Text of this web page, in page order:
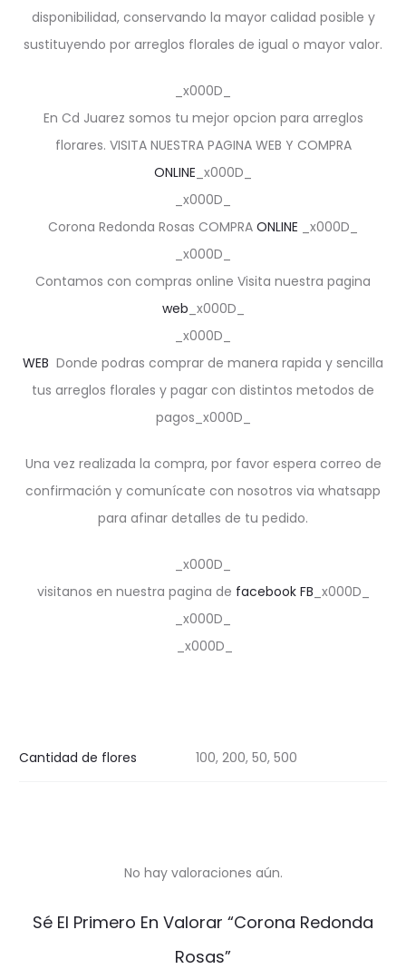
disponibilidad, conservando la mayor calidad posible y
sustituyendo por arreglos florales de igual o mayor valor.
_x000D_
En Cd Juarez somos tu mejor opcion para arreglos
florares. VISITA NUESTRA PAGINA WEB Y COMPRA
ONLINE _x000D_
_x000D_
Corona Redonda Rosas COMPRA ONLINE
_x000D_
_x000D_
Contamos con compras online Visita nuestra pagina
web _x000D_
_x000D_
WEB Donde podras comprar de manera rapida y sencilla
tus arreglos florales y pagar con distintos metodos de
pagos_x000D_
Una vez realizada la compra, por favor espera correo de
confirmación y comunícate con nosotros via whatsapp
para afinar detalles de tu pedido.
_x000D_
visitanos en nuestra pagina de facebook FB _x000D_
_x000D_
_x000D_
Cantidad de flores 100, 200, 50, 500
V
No hay valoraciones aún.
Sé El Primero En Valorar “Corona Redonda
Rosas”